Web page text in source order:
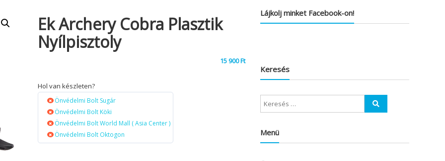
Ek Archery Cobra Plasztik
Nyílpisztoly
15 900Ft
Hol van készleten?
Önvédelmi Bolt Sugár
Önvédelmi Bolt Köki
Önvédelmi Bolt World Mall ( Asia Center )
Önvédelmi Bolt Oktogon
Lájkolj minket Facebook-on!
Keresés
Menü